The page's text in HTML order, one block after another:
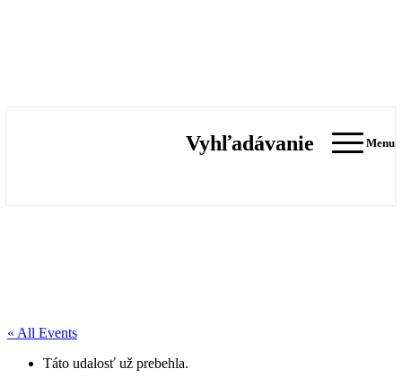
Vyhľadávanie Menu
« All Events
Táto udalosť už prebehla.